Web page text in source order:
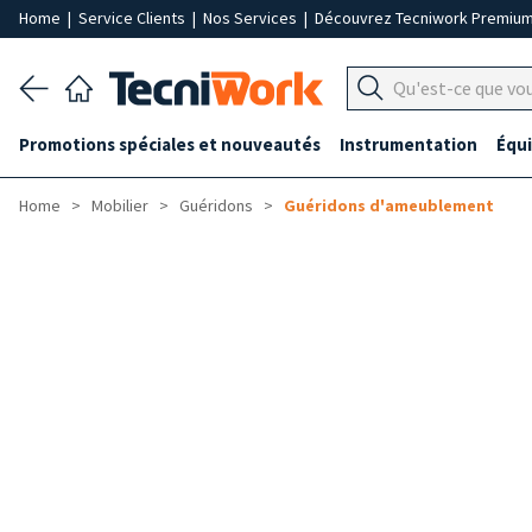
Home | Service Clients | Nos Services | Découvrez Tecniwork Premium
Promotions spéciales et nouveautés Instrumentation
Home Mobilier Guéridons Guéridons d'ameublement